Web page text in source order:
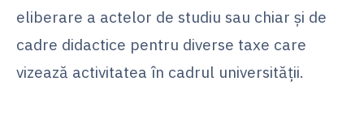
eliberare a actelor de studiu sau chiar și de
cadre didactice pentru diverse taxe care
vizează activitatea în cadrul universității.